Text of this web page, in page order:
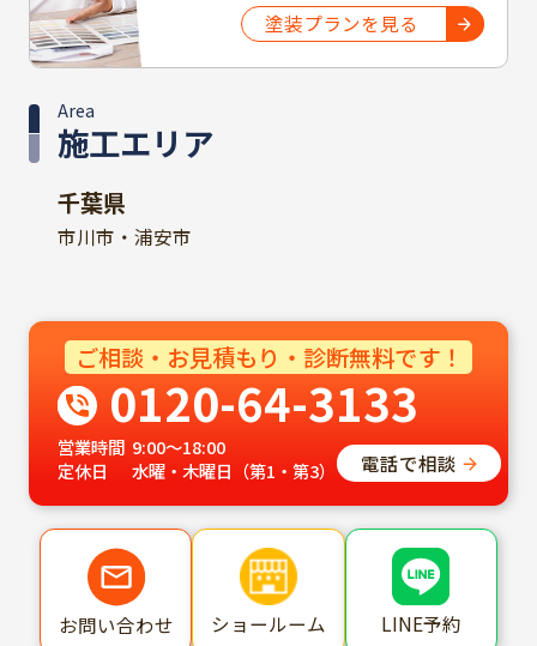
塗装プランを見る
施工エリア
Area
千葉県
市川市・浦安市
ご相談・お見積もり・診断無料です！
0120-64-3133
営業時間 9:00～18:00
定休日
水曜・木曜日（第1・第3） 電話で相談
お問い合わせ ショールーム LINE予約